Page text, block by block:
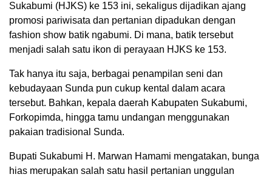
Sukabumi (HJKS) ke 153 ini, sekaligus dijadikan ajang
promosi pariwisata dan pertanian dipadukan dengan
fashion show batik ngabumi. Di mana, batik tersebut
menjadi salah satu ikon di perayaan HJKS ke 153.
Tak hanya itu saja, berbagai penampilan seni dan
kebudayaan Sunda pun cukup kental dalam acara
tersebut. Bahkan, kepala daerah Kabupaten Sukabumi,
Forkopimda, hingga tamu undangan menggunakan
pakaian tradisional Sunda.
Bupati Sukabumi H. Marwan Hamami mengatakan, bunga
hias merupakan salah satu hasil pertanian unggulan